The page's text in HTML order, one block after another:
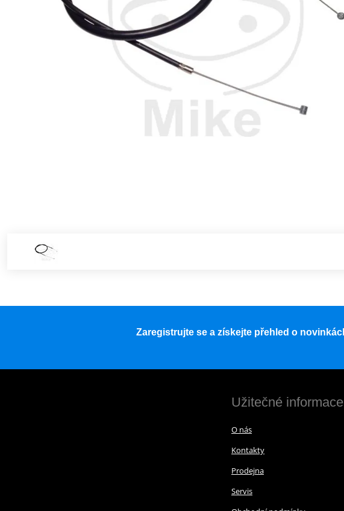
Zaregistrujte se a získejte přehled o
Užitečné informace
O nás
Kontakty
Prodejna
Servis